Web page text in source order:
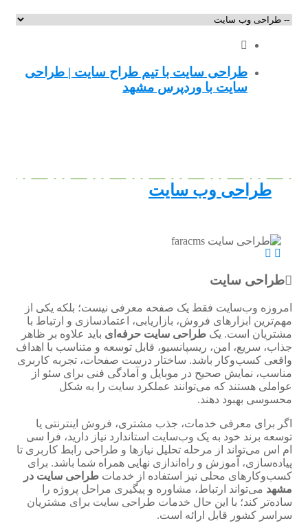
طراحی سایت با تیم طراح سایت | طراحی
سایت با وردپرس مشهد
طراحی وب سایت
طراحی سایت
امروزه وب‌سایت فقط یک صفحه معرفی نیست؛ بلکه یکی از
مهم‌ترین ابزارهای فروش، بازاریابی، اعتمادسازی و ارتباط با
مشتریان است. یک طراحی سایت حرفه‌ای باید علاوه بر ظاهر
جذاب، سریع، امن، ریسپانسیو، قابل توسعه و متناسب با اهداف
واقعی کسب‌وکار باشد. ساختار درست صفحات، تجربه کاربری
مناسب، نمایش صحیح در موبایل و آمادگی فنی برای سئو از
عواملی هستند که می‌توانند عملکرد سایت را به شکل
محسوسی بهبود دهند.
اگر برای معرفی خدمات، جذب مشتری، فروش اینترنتی یا
توسعه برند خود به یک وب‌سایت استاندارد نیاز دارید، فرا سی
ام اس می‌تواند از مرحله تحلیل نیازها و طراحی رابط کاربری تا
پیاده‌سازی، آموزش و راه‌اندازی نهایی همراه شما باشد. برای
کسب‌وکارهای محلی نیز استفاده از خدمات طراحی سایت در
مشهد می‌تواند ارتباط، مشاوره و پیگیری مراحل پروژه را
ساده‌تر کند؛ با این حال خدمات طراحی سایت برای مشتریان
سراسر کشور قابل ارائه است.